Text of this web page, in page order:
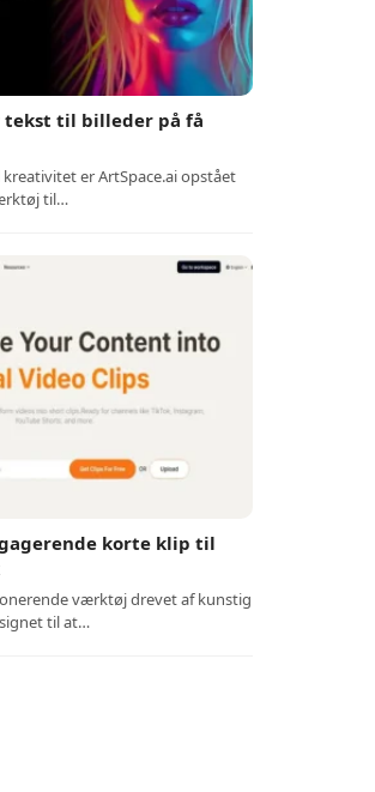
tekst til billeder på få
er ArtSpace.ai opstået
til…
korte klip til
værktøj drevet af kunstig
til at…